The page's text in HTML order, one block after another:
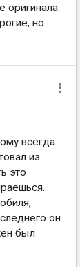
оригинала.
но
всегда
из
это
он
был